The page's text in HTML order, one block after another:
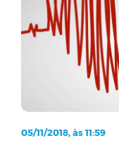
05/11/2018, às 11:59